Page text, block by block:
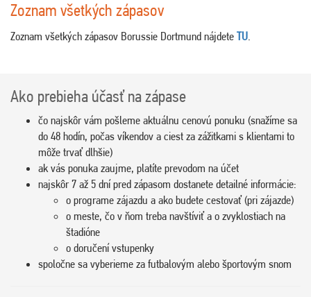
Zoznam všetkých zápasov
Zoznam všetkých zápasov Borussie Dortmund nájdete TU.
Ako prebieha účasť na zápase
čo najskôr vám pošleme aktuálnu cenovú ponuku (snažíme sa
do 48 hodín, počas víkendov a ciest za zážitkami s klientami to
môže trvať dlhšie)
ak vás ponuka zaujme, platíte prevodom na účet
najskôr 7 až 5 dní pred zápasom dostanete detailné informácie:
o programe zájazdu a ako budete cestovať (pri zájazde)
o meste, čo v ňom treba navštíviť a o zvyklostiach na
štadióne
o doručení vstupenky
spoločne sa vyberieme za futbalovým alebo športovým snom